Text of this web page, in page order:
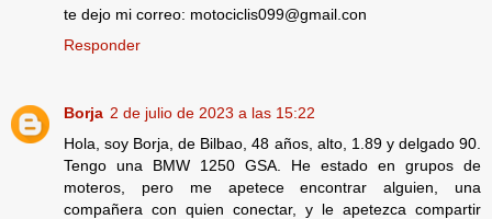
te dejo mi correo: motociclis099@gmail.con
Responder
Borja 2 de julio de 2023 a las 15:22
Hola, soy Borja, de Bilbao, 48 años, alto, 1.89 y delgado 90.
Tengo una BMW 1250 GSA. He estado en grupos de
moteros, pero me apetece encontrar alguien, una
compañera con quien conectar, y le apetezca compartir